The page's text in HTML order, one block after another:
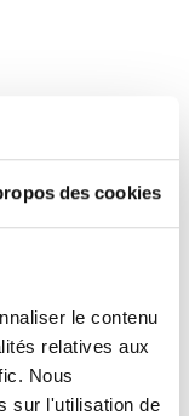
des cookies
le contenu
relatives aux
Nous
sur l'utilisation de